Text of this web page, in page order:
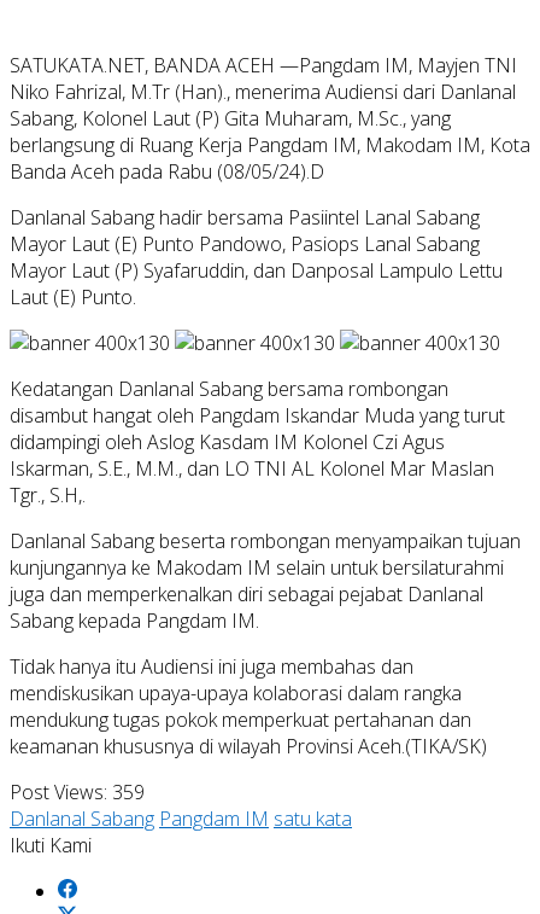
SATUKATA.NET, BANDA ACEH —Pangdam IM, Mayjen TNI
Niko Fahrizal, M.Tr (Han)., menerima Audiensi dari Danlanal
Sabang, Kolonel Laut (P) Gita Muharam, M.Sc., yang
berlangsung di Ruang Kerja Pangdam IM, Makodam IM, Kota
Banda Aceh pada Rabu (08/05/24).D
Danlanal Sabang hadir bersama Pasiintel Lanal Sabang
Mayor Laut (E) Punto Pandowo, Pasiops Lanal Sabang
Mayor Laut (P) Syafaruddin, dan Danposal Lampulo Lettu
Laut (E) Punto.
Kedatangan Danlanal Sabang bersama rombongan
disambut hangat oleh Pangdam Iskandar Muda yang turut
didampingi oleh Aslog Kasdam IM Kolonel Czi Agus
Iskarman, S.E., M.M., dan LO TNI AL Kolonel Mar Maslan
Tgr., S.H,.
Danlanal Sabang beserta rombongan menyampaikan tujuan
kunjungannya ke Makodam IM selain untuk bersilaturahmi
juga dan memperkenalkan diri sebagai pejabat Danlanal
Sabang kepada Pangdam IM.
Tidak hanya itu Audiensi ini juga membahas dan
mendiskusikan upaya-upaya kolaborasi dalam rangka
mendukung tugas pokok memperkuat pertahanan dan
keamanan khususnya di wilayah Provinsi Aceh.(TIKA/SK)
Post Views: 359
Danlanal Sabang Pangdam IM satu kata
Ikuti Kami